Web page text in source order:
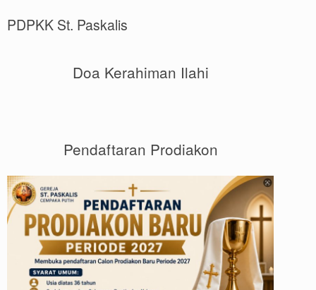
PDPKK St. Paskalis
Doa Kerahiman Ilahi
Pendaftaran Prodiakon